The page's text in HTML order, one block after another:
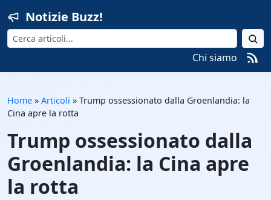
Notizie Buzz!
Cerca
Chi siamo
Home » Articoli » Trump ossessionato dalla Groenlandia: la
Cina apre la rotta
Trump ossessionato dalla
Groenlandia: la Cina apre
la rotta